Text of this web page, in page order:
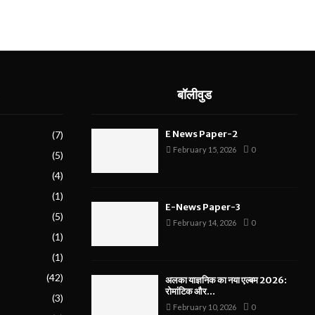
(7)
(5)
(4)
(1)
(5)
(1)
(1)
(42)
(3)
बॉलीवुड
E News Paper-2
February 15, 2026 0
E-News Paper-3
February 14, 2026 0
अलका याज्ञनिक का नया एल्बम 2026:
रोमांटिक और...
February 10, 2026 0